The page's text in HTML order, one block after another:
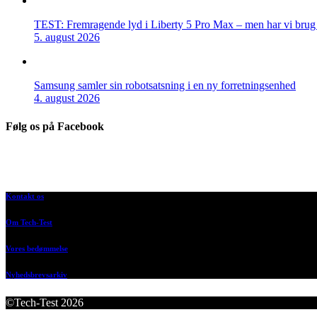
TEST: Fremragende lyd i Liberty 5 Pro Max – men har vi brug
5. august 2026
Samsung samler sin robotsatsning i en ny forretningsenhed
4. august 2026
Følg os på Facebook
Kontakt os
Om Tech-Test
Vores bedømmelse
Nyhedsbrevsarkiv
©Tech-Test 2026